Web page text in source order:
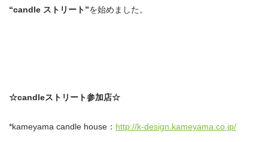
“candle ストリート”を始めました。
☆candleストリート参加店☆
*kameyama candle house： http://k-design.kameyama.co.jp/